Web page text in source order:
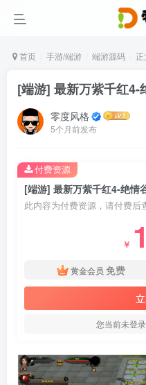
首页 手游/端游 端游源码 正
[端游] 最新万紫千红4-
零度风格
5个月前发布
[端游] 最新万紫千红4-绝情
此内容为付费资源，请付费后
￥
黄金会员 免费
您当前未登
付费资源